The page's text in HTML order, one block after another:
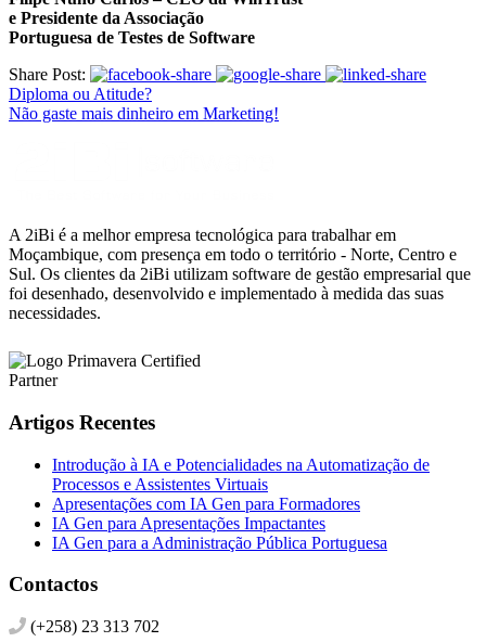
e Presidente da Associação
Portuguesa de Testes de Software
Share Post:
Diploma ou Atitude?
Não gaste mais dinheiro em Marketing!
A 2iBi é a melhor empresa tecnológica para trabalhar em
Moçambique, com presença em todo o território - Norte, Centro e
Sul. Os clientes da 2iBi utilizam software de gestão empresarial que
foi desenhado, desenvolvido e implementado à medida das suas
necessidades.
Artigos Recentes
Introdução à IA e Potencialidades na Automatização de
Processos e Assistentes Virtuais
Apresentações com IA Gen para Formadores
IA Gen para Apresentações Impactantes
IA Gen para a Administração Pública Portuguesa
Contactos
(+258) 23 313 702